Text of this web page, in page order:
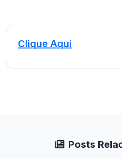
Clique Aqui
Posts